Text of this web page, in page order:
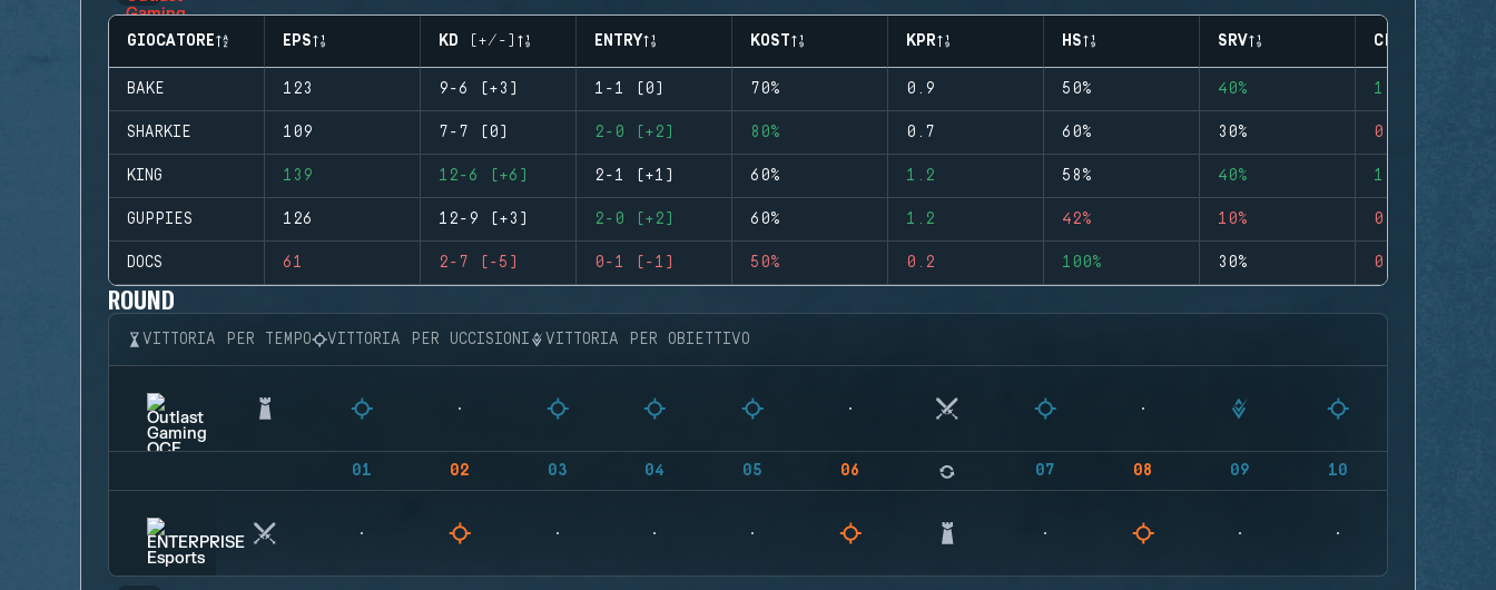
GIOCATORE EPS KD (+/-) ENTRY KOST KPR HS SRV CLUTCHES
BAKE 123 9-6 (+3) 1-1 (0) 70% 0.9 50% 40% 1
SHARKIE 109 7-7 (0) 2-0 (+2) 80% 0.7 60% 30% 0
KING 139 12-6 (+6) 2-1 (+1) 60% 1.2 58% 40% 1
GUPPIES 126 12-9 (+3) 2-0 (+2) 60% 1.2 42% 10% 0
DOCS 61 2-7 (-5) 0-1 (-1) 50% 0.2 100% 30% 0
ROUND
VITTORIA PER TEMPO VITTORIA PER UCCISIONI VITTORIA PER OBIETTIVO
01 02 03 04 05 06 07 08 09 10